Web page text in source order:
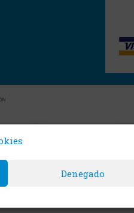
Denegado